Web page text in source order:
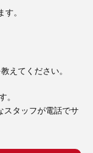
。
えてください。
。
スタッフが電話でサ